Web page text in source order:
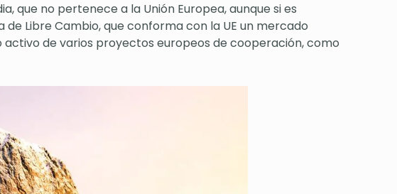
que no pertenece a la Unión Europea, aunque si es
Libre Cambio, que conforma con la UE un mercado
de varios proyectos europeos de cooperación, como